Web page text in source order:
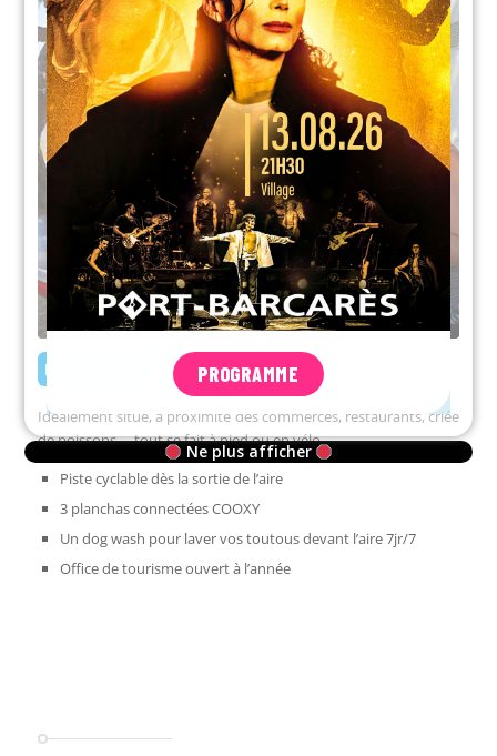
NOS ATOUTS
Idéalement situé, à proximité des commerces, restaurants, criée
de poissons … tout se fait à pied ou en vélo
Piste cyclable dès la sortie de l’aire
3 planchas connectées COOXY
Un dog wash pour laver vos toutous devant l’aire 7jr/7
Office de tourisme ouvert à l’année
PROGRAMME
Ne plus afficher